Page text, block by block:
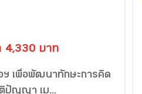
4,330 บาท
ฯ เพื่อพัฒนาทักษะการคิด
ติปัญญา เม...